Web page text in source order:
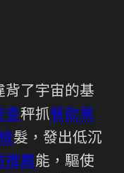
背了宇宙的基
查秤抓餐飲業
髮，發出低沉
推薦能，驅使